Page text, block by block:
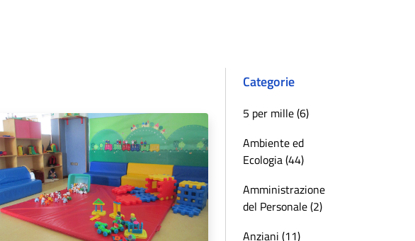
Categorie
5 per mille (6)
Ambiente ed
Ecologia (44)
Amministrazione
del Personale (2)
Anziani (11)